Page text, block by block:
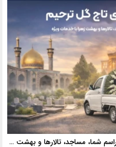
ارسال فوری تاج گل ترحیم به مراسم شما، مساجد، تالارها و بهشت زهرا با خدمات ویژه